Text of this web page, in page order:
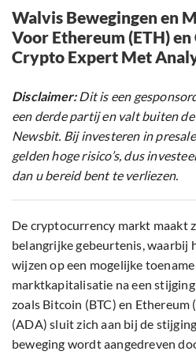
Walvis Bewegingen en
Voor Ethereum (ETH)
Crypto Expert Met
Disclaimer:Dit is een
een derde partij en valt buiten
Newsbit. Bij investeren in
gelden hoge risico’s, dus
dan u bereid bent te verliezen.
De cryptocurrency markt maakt
belangrijke gebeurtenis, waarbij
wijzen op een mogelijke
marktkapitalisatie na een
zoals Bitcoin (BTC) en Ethereum
(ADA) sluit zich aan bij de
beweging wordt aangedreven